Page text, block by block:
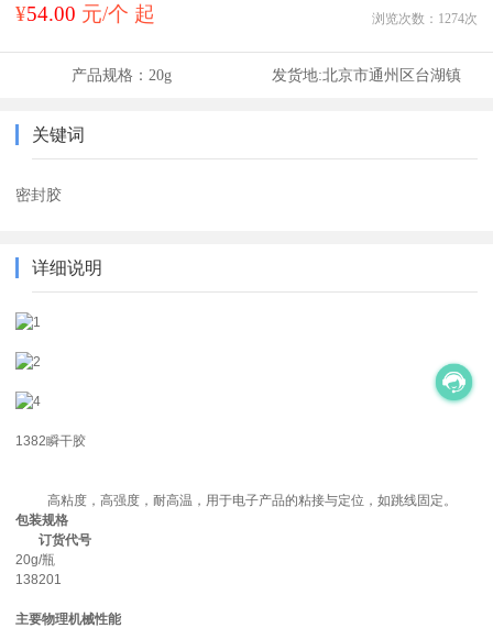
¥54.00 元/个 起 浏览次数： 1274次
产品规格：20g 发货地:北京市通州区台湖镇
关键词
密封胶
详细说明
1382瞬干胶
高粘度，高强度，耐高温，用于电子产品的粘接与定位，如跳线固定。
包装规格
订货代号
20g/瓶
138201
主要物理机械性能